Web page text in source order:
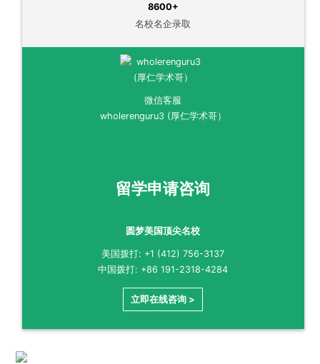
8600+
名校名企录取
微信客服
wholerenguru3 (厚仁学术哥）
留学申请咨询
圆梦美国顶尖名校
美国拨打: +1 (412) 756-3137
中国拨打: +86 191-2318-4284
立即在线咨询 >